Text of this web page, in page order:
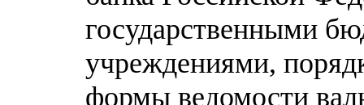
государственными
учреждениями,
формы ведомости